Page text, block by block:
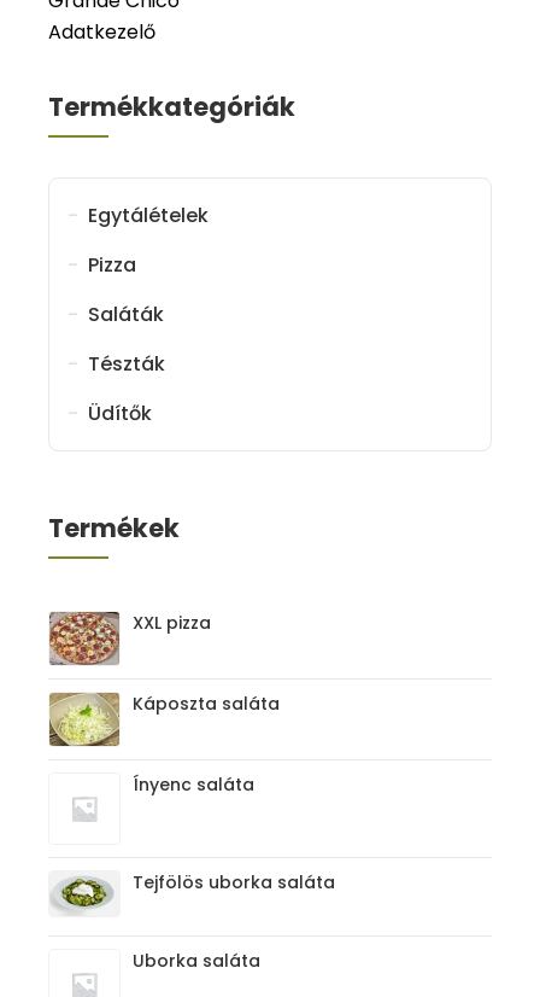
Adatkezelő
Termékkategóriák
Egytálételek
Pizza
Saláták
Tészták
Üdítők
Termékek
XXL pizza
Káposzta saláta
Ínyenc saláta
Tejfölös uborka saláta
Uborka saláta